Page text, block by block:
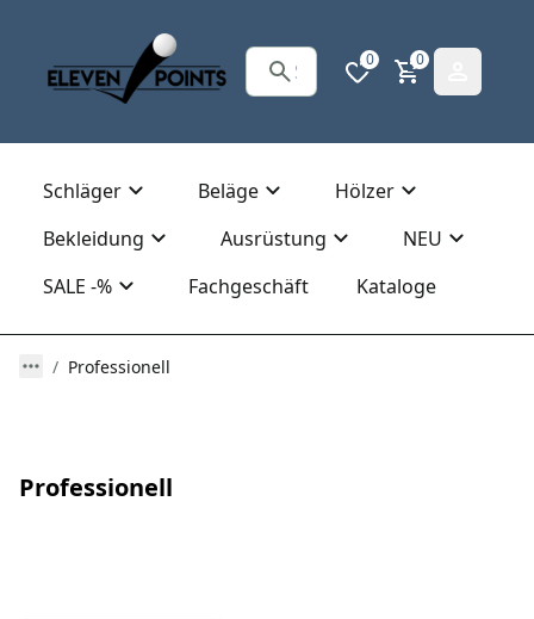
0 0
Schläger Beläge
Hölzer
Bekleidung
Ausrüstung
NEU
SALE -%
Fachgeschäft Kataloge
Professionell
Professionell